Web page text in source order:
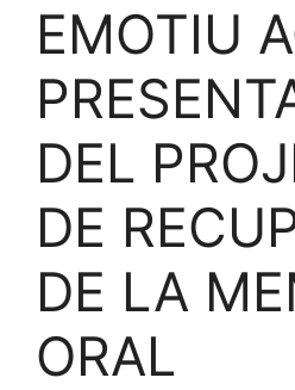
EMOTIU
DEL
DE
DE LA
ORAL